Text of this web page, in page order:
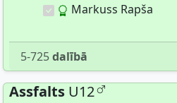
Markuss Rapša
5-725dalībā
Assfalts U12